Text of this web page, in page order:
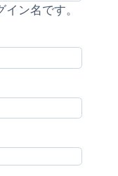
ン名です。